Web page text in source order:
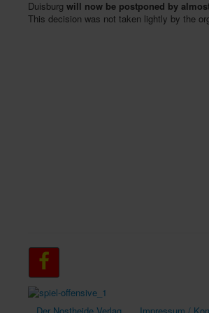
Duisburg will now be postponed by
This decision was not taken lightly by the
Der Nostheide Verlag Impressum /